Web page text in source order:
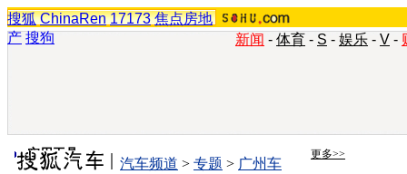
搜狐 ChinaRen 17173 焦点房地
产 搜狗 新闻 - 体育 - S - 娱乐 - V -
实用工具 更多>>
汽车频道 > 专题 > 广州车